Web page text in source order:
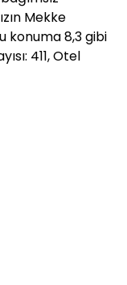
Mekke
konuma 8,3 gibi
411, Otel